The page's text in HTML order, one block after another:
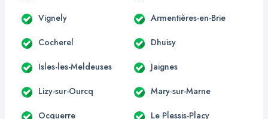
Vignely Armentières-en-Brie
Cocherel Dhuisy
Isles-les-Meldeuses Jaignes
Lizy-sur-Ourcq Mary-sur-Marne
Ocquerre Le Plessis-Placy